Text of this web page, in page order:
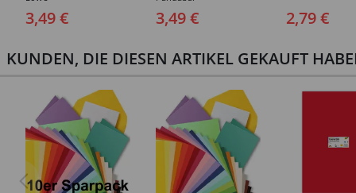
3,49 € 3,49 € 2,79 €
KUNDEN, DIE DIESEN ARTIKEL GEKAUFT